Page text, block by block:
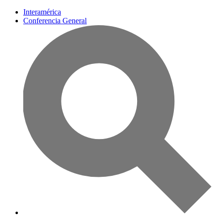
Interamérica
Conferencia General